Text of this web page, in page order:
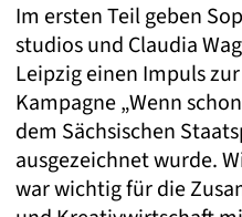
Im ersten Teil geben
studios und Claudia
Leipzig einen Impuls
Kampagne „Wenn
dem Sächsischen
ausgezeichnet wurde.
war wichtig für die